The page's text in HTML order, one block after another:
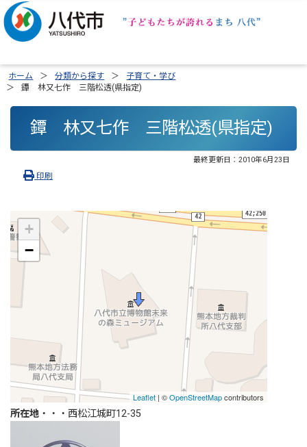
ホーム 分類から探す
子育て・学び
鐔 林又七作 三階松透(県指定)
鐔 林又七作 三階松透(県指定)
最終更新日： 2010年6月23日
印刷
所在地 ・・・西松江城町12-35